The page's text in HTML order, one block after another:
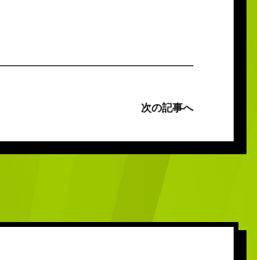
次の記事へ